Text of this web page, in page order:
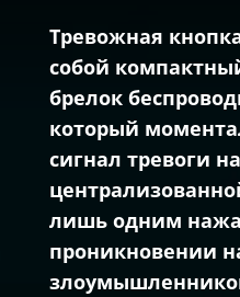
Тревожная
собой
брелок
который
сигнал тревоги
лишь одним
проникновении